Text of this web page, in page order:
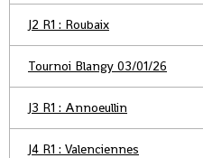
J2 R1 : Roubaix
Tournoi Blangy 03/01/26
J3 R1 : Annoeullin
J4 R1 : Valenciennes